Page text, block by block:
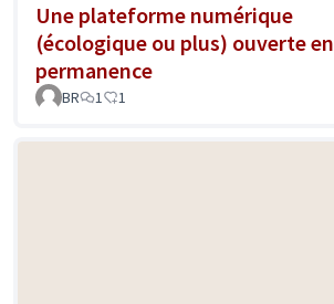
Une plateforme numérique
(écologique ou plus) ouverte en
permanence
BR 1 1